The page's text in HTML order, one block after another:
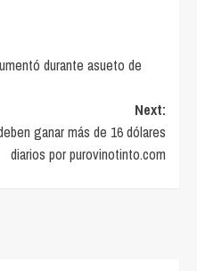
durante asueto de
Next:
ganar más de 16 dólares
diarios por purovinotinto.com